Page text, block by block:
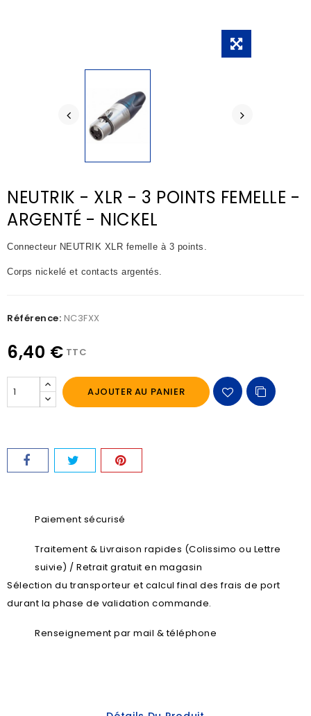
NEUTRIK - XLR - 3 POINTS FEMELLE -
ARGENTÉ - NICKEL
Connecteur NEUTRIK XLR femelle à 3 points.
Corps nickelé et contacts argentés.
Référence: NC3FXX
6,40 € TTC
AJOUTER AU PANIER
Paiement sécurisé
Traitement & Livraison rapides (Colissimo ou Lettre
suivie) / Retrait gratuit en magasin
Sélection du transporteur et calcul final des frais de port
durant la phase de validation commande.
Renseignement par mail & téléphone